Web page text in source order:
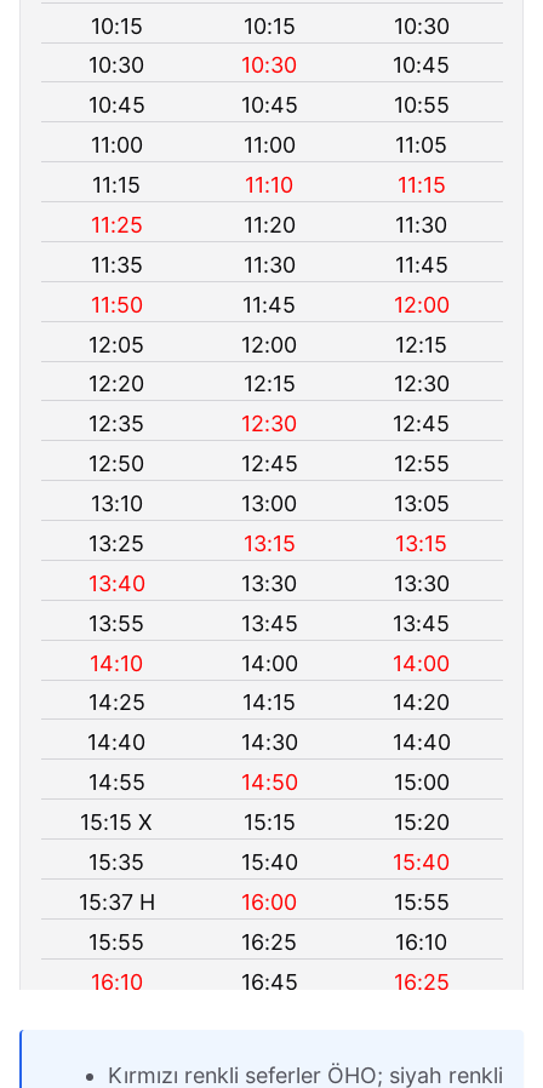
10:15
10:15
10:30
10:30
10:30
10:45
10:45
10:45
10:55
11:00
11:00
11:05
11:15
11:10
11:15
11:25
11:20
11:30
11:35
11:30
11:45
11:50
11:45
12:00
12:05
12:00
12:15
12:20
12:15
12:30
12:35
12:30
12:45
12:50
12:45
12:55
13:10
13:00
13:05
13:25
13:15
13:15
13:40
13:30
13:30
13:55
13:45
13:45
14:10
14:00
14:00
14:25
14:15
14:20
14:40
14:30
14:40
14:55
14:50
15:00
15:15 X
15:15
15:20
15:35
15:40
15:40
15:37 H
16:00
15:55
15:55
16:25
16:10
16:10
16:45
16:25
16:50
17:25 17:00
Kırmızı renkli seferler ÖHO; siyah renkli